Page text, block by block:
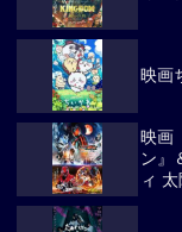
映画
映画
ン』
ィ